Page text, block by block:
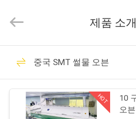
제
supplier.
Copyright
AUTOMATION
Reserved.
SMT는 솔더
을 역류합니
제품 소개
중국 SMT 썰물 오븐
HOT
10
오